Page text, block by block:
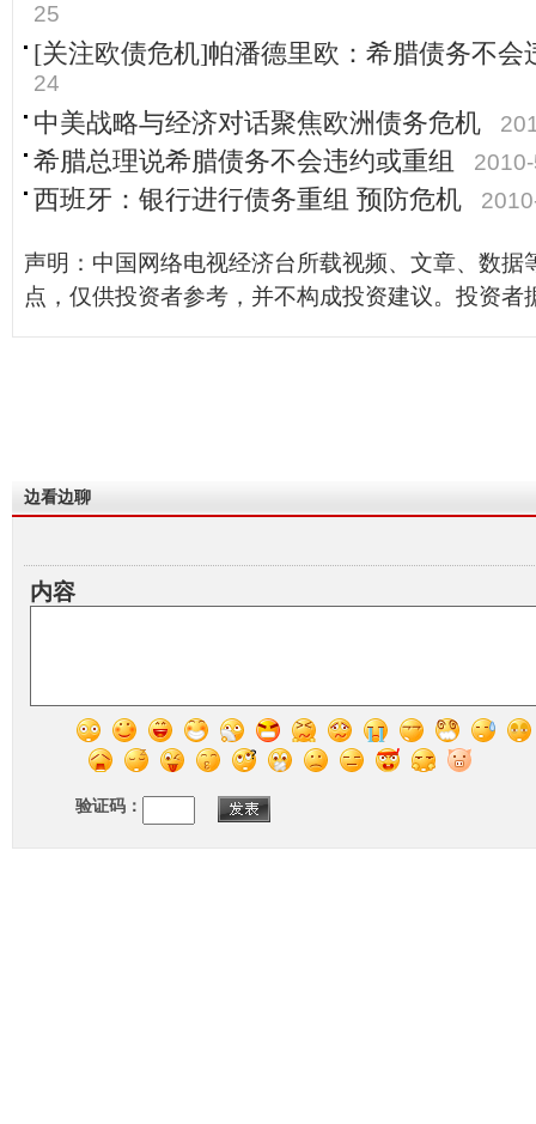
25
[关注欧债危机]帕潘德里欧：希腊债务不会
24
中美战略与经济对话聚焦欧洲债务危机
希腊总理说希腊债务不会违约或重组
西班牙：银行进行债务重组 预防危机
声明：中国网络电视经济台所载视频、文章、数据
点，仅供投资者参考，并不构成投资建议。投资者
边看边聊
内容
验证码：